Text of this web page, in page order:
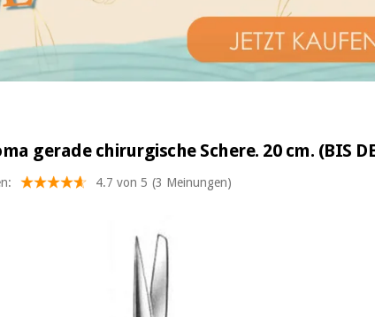
gerade chirurgische Schere. 20 cm. (BIS
4.7 von 5 (3 Meinungen)